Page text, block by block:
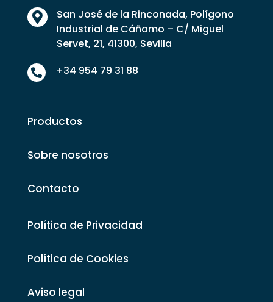

San José de la Rinconada, Polígono
Industrial de Cáñamo – C/ Miguel
Servet, 21, 41300, Sevilla
 +34 954 79 31 88
Productos
Sobre nosotros
Contacto
Política de Privacidad
Política de Cookies
Aviso legal